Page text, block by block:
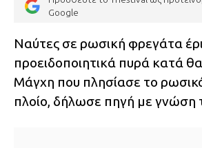
Google
Ναύτες σε ρωσική φρεγάτα
προειδοποιητικά πυρά κατά
Μάγχη που πλησίασε το
πλοίο, δήλωσε πηγή με γνώση